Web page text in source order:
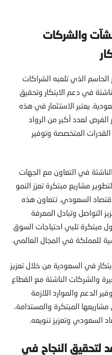
والشركات
الذي تلعبه الشراكات
في دعم الابتكار وتحقيق
يعتبر الاستثمار في هذه
لعدد أكبر من الرواد
القدرات المتخصصة وتوفير
في التعاون مع الجهات
مشاريع مبتكرة تعزز النمو
السعودي. تتعاون هذه
التواصل وتبادل المعرفة
مبتكرة تلبي احتياجات السوق
للمملكة في المجال العالمي.
في السعودية من خلال تعزيز
والشركات الناشئة مع القطاع
الدعم والموارد اللازمة
المبتكرة والمستدامة،
السعودي وتعزيز تنويعه.
لتحقيق النجاح في